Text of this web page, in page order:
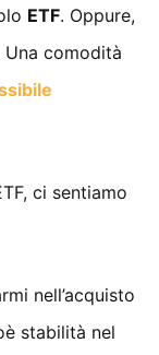
ETF. Oppure,
comodità
ci sentiamo
nell’acquisto
stabilità nel